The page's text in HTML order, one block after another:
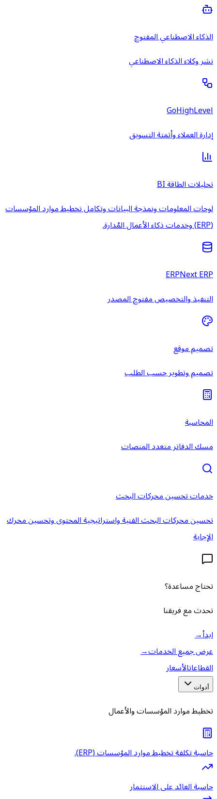
الذكاء الاصطناعي المفتوح
نشر وكلاء الذكاء الاصطناعي
GoHighLevel
إدارة العملاء وأتمتة التسويق
تحليلات الطاقة BI
لوحات المعلومات ونمذجة البيانات وتكامل تخطيط موارد المؤسسات
(ERP) وخدمات ذكاء الأعمال المُدارة.
ERPNext ERP
التنفيذ والتخصيص مفتوح المصدر
تصميم موقع
تصميم وتطوير حسب الطلب
المحاسبة
مسك الدفاتر متعدد المنصات
خدمات تحسين محركات البحث
تحسين محركات البحث الفنية واستراتيجية المحتوى وتحسين محرك
الإجابة
تحتاج مساعدة؟
تحدث مع فريقنا
ابدأ→
عرض جميع الخدمات→
القطاعاتالأسعار
أدوات
تخطيط موارد المؤسسات والأعمال
حاسبة تكلفة تخطيط موارد المؤسسات (ERP).
حاسبة العائد على الاستثمار